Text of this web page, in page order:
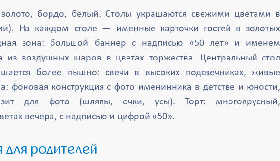
бордо, белый. Столы украшаются свежими цветами в
На каждом столе — именные карточки гостей в золотых
зона: большой баннер с надписью «50 лет» и именем
из воздушных шаров в цветах торжества. Центральный стол
более пышно: свечи в высоких подсвечниках, живые
фоновая конструкция с фото именинника в детстве и юности,
для фото (шляпы, очки, усы). Торт: многоярусный,
вечера, с надписью и цифрой «50».
для родителей